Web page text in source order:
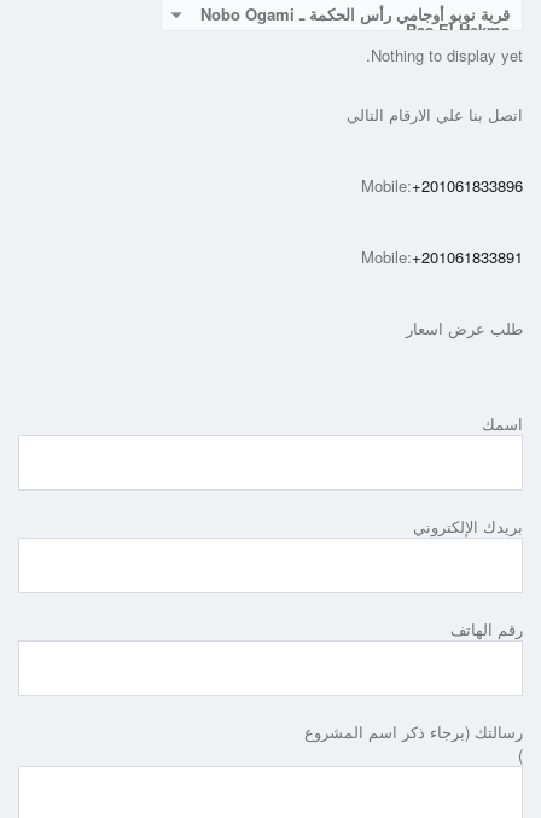
قرية نوبو أوجامي رأس الحكمة ـ Nobo Ogami
Ras El Hekma
Nothing to display yet.
اتصل بنا علي الارقام التالي
Mobile:+201061833896
Mobile:+201061833891
طلب عرض اسعار
اسمك
بريدك الإلكتروني
رقم الهاتف
رسالتك (برجاء ذكر اسم المشروع
)